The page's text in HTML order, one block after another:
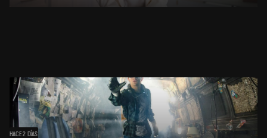
HACE 2 DÍAS